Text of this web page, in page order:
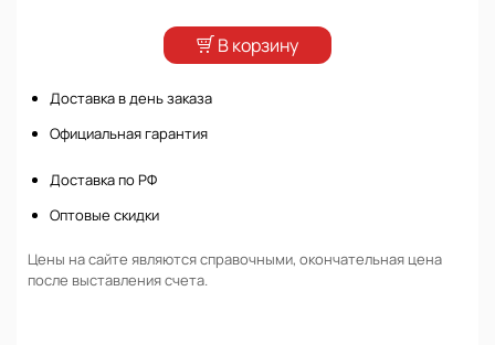
В корзину
Доставка в день заказа
Официальная гарантия
Доставка по РФ
Оптовые скидки
Цены на сайте являются справочными, окончательная цена
после выставления счета.